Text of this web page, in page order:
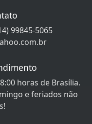
99845-5065
horas de Brasília.
e feriados não